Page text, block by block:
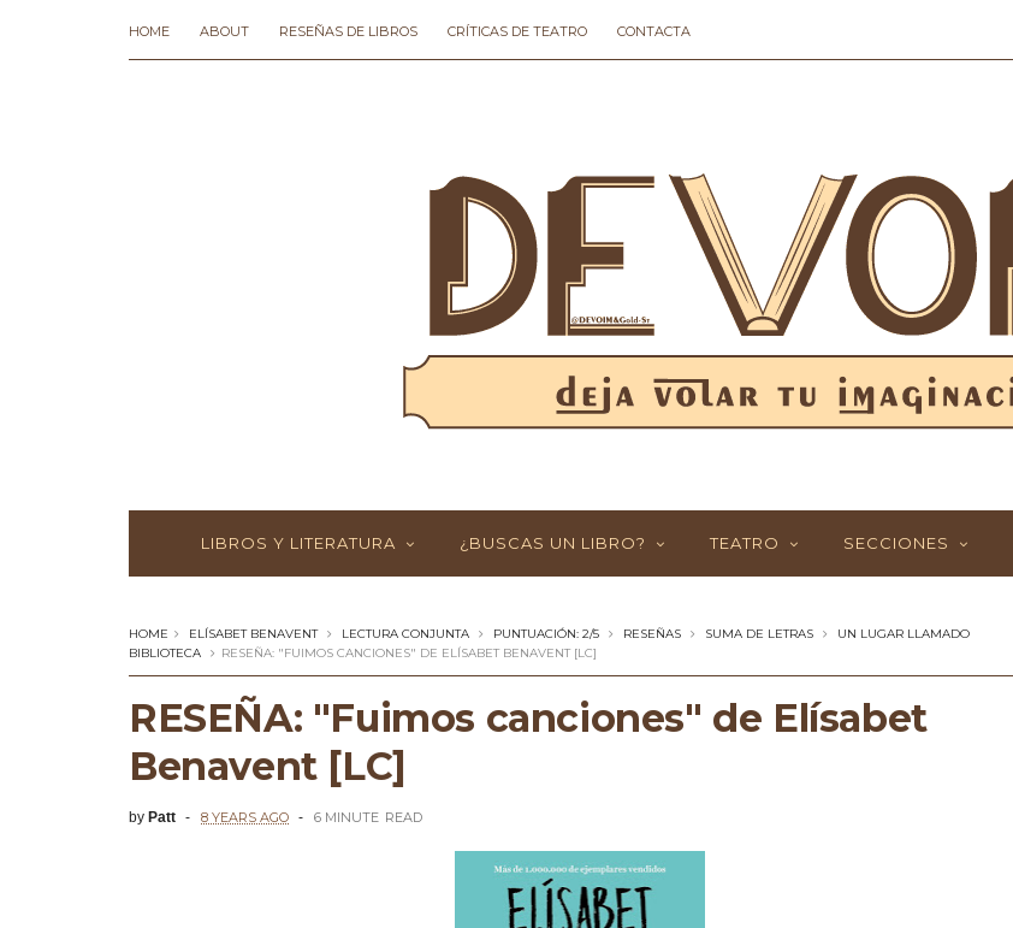
HOME ABOUT RESEÑAS DE LIBROS CRÍTICAS DE TEATRO CONTACTA
LIBROS Y LITERATURA ¿BUSCAS UN LIBRO? TEATRO SECCIONES
HOME ELÍSABET BENAVENT LECTURA CONJUNTA PUNTUACIÓN: 2/5 RESEÑAS SUMA DE LETRAS
UN LUGAR LLAMADO
BIBLIOTECA
RESEÑA: "FUIMOS CANCIONES" DE ELÍSABET BENAVENT [LC]
RESEÑA: "Fuimos canciones" de Elísabet
Benavent [LC]
by Patt 8 YEARS AGO 6 MINUTE READ